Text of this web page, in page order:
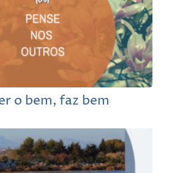
o bem, faz bem